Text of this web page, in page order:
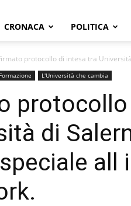
CRONACA POLITICA
protocollo di intesa tra
L'Università che cambia
di
all